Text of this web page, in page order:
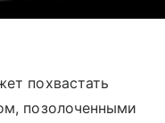
похвастать
позолоченными